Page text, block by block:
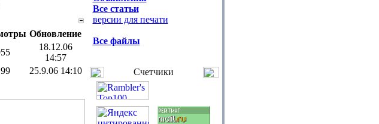
Обновление
18.12.06
14:57
25.9.06 14:10
Все статьи
версии для печати
Все файлы
Счетчики